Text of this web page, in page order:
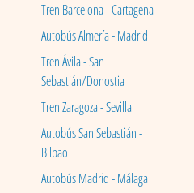
Tren Barcelona - Cartagena
Autobús Almería - Madrid
Tren Ávila - San
Sebastián/Donostia
Tren Zaragoza - Sevilla
Autobús San Sebastián -
Bilbao
Autobús Madrid - Málaga